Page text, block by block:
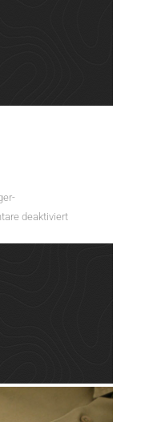
deaktiviertfür